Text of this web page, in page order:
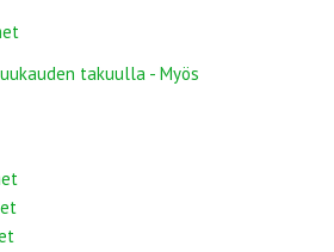
takuulla - Myös